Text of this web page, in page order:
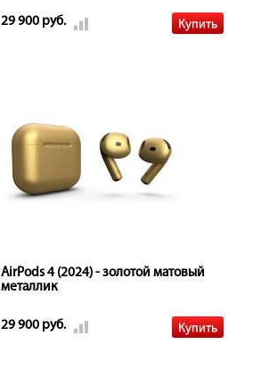
29 900 руб.
AirPods 4 (2024) - золотой матовый
металлик
29 900 руб.